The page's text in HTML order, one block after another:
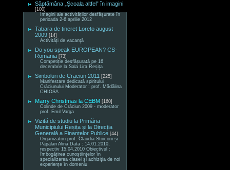
Săptămâna „Școala altfel” în imagini
[100]
Imagini ale activităților desfășurate în
perioada 2-6 aprilie 2012
Tabara de tineret Loreto august
2009 [14]
Activități de vacanță
Do you speak EUROPEAN? CS-
Romania [73]
Competiție desfășurată pe 16
decembrie la Sala Lira Reșița
Simboluri de Craciun 2011 [225]
Manifestare dedicată spiritului
Crăciunului Moderator : prof. Mădălina
CHIOSA
Marry Christmas la CEBM [160]
Colinde de Crăciun 2009 - moderator
prof. Emil Varga
Vizită de studiu la Primăria
Municipiului Reșița și la Direcția
Generală a Finanțelor Publice [44]
Organizatori prof. Claudia Stoiconi și
Păpălan Alina Data : 14.01.2010,
respectiv 15.04.2010 Obiectivul :
îmbogățirea cunoștiințelor în
specializarea clasei și achiziția de noi
experiențe în domeniu